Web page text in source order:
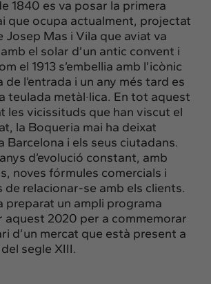
1840 es va posar la primera
que ocupa actualment, projectat
Josep Mas i Vila que aviat va
el solar d’un antic convent i
el 1913 s’embellia amb l’icònic
l’entrada i un any més tard es
teulada metàl·lica. En tot aquest
les vicissituds que han viscut el
la Boqueria mai ha deixat
Barcelona i els seus ciutadans.
d’evolució constant, amb
noves fórmules comercials i
de relacionar-se amb els clients.
preparat un ampli programa
aquest 2020 per a commemorar
d’un mercat que està present a
segle XIII.